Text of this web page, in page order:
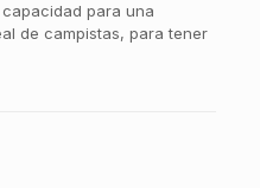
para una
de campistas, para tener